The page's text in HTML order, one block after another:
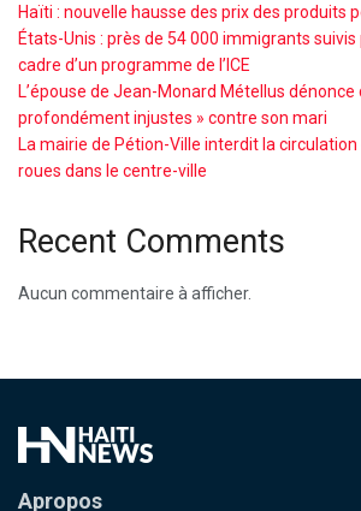
Haïti : nouvelle hausse des prix des produits
États-Unis : près de 54 000 immigrants suivis
cadre d’un programme de l’ICE
L’épouse de Jean-Monard Métellus dénonce
profondément injustes » contre son mari
La mairie de Pétion-Ville interdit la
roues dans le centre-ville
Recent Comments
Aucun commentaire à afficher.
Apropos